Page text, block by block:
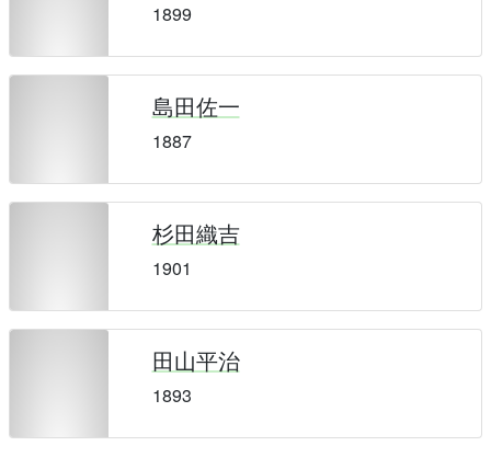
1899
島田佐一
1887
杉田織吉
1901
田山平治
1893